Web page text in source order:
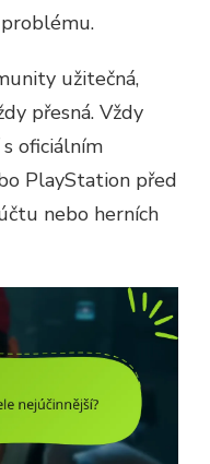
užitečná,
přesná. Vždy
oficiálním
PlayStation před
nebo herních